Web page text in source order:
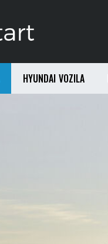
HYUNDAI VOZILA